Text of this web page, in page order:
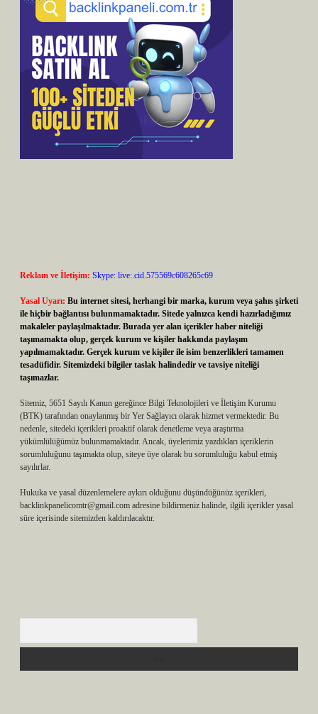
Reklam ve İletişim: Skype: live:.cid.575569c608265c69
Yasal Uyarı: Bu internet sitesi, herhangi bir marka, kurum veya şahıs şirketi
ile hiçbir bağlantısı bulunmamaktadır. Sitede yalnızca kendi hazırladığımız
makaleler paylaşılmaktadır. Burada yer alan içerikler haber niteliği
taşımamakta olup, gerçek kurum ve kişiler hakkında paylaşım
yapılmamaktadır. Gerçek kurum ve kişiler ile isim benzerlikleri tamamen
tesadüfidir. Sitemizdeki bilgiler taslak halindedir ve tavsiye niteliği
taşımazlar.
Sitemiz, 5651 Sayılı Kanun gereğince Bilgi Teknolojileri ve İletişim Kurumu
(BTK) tarafından onaylanmış bir Yer Sağlayıcı olarak hizmet vermektedir. Bu
nedenle, sitedeki içerikleri proaktif olarak denetleme veya araştırma
yükümlülüğümüz bulunmamaktadır. Ancak, üyelerimiz yazdıkları içeriklerin
sorumluluğunu taşımakta olup, siteye üye olarak bu sorumluluğu kabul etmiş
sayılırlar.
Hukuka ve yasal düzenlemelere aykırı olduğunu düşündüğünüz içerikleri,
backlinkpanelicomtr@gmail.com adresine bildirmeniz halinde, ilgili içerikler yasal
süre içerisinde sitemizden kaldırılacaktır.